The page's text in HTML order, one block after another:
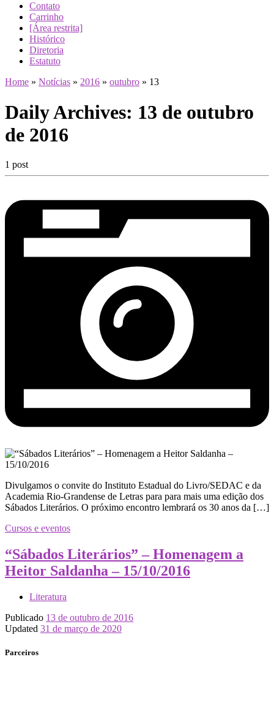
Contato
Carrinho
[Área restrita]
Histórico
Diretoria
Estatuto
Home » Notícias » 2016 » outubro » 13
Daily Archives: 13 de outubro
de 2016
1 post
Divulgamos o convite do Instituto Estadual do Livro/SEDAC e da
Academia Rio-Grandense de Letras para para mais uma edição dos
Sábados Literários. O próximo encontro lembrará os 30 anos da […]
Cursos e eventos
“Sábados Literários” – Homenagem a
Heitor Saldanha – 15/10/2016
Literatura
Publicado 13 de outubro de 2016
Updated 31 de março de 2020
Parceiros